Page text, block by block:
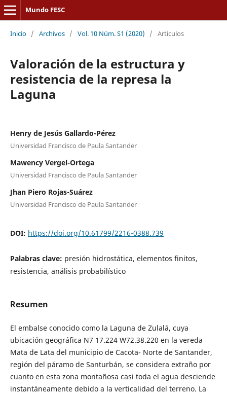
Mundo FESC
Inicio / Archivos / Vol. 10 Núm. S1 (2020) / Articulos
Valoración de la estructura y
resistencia de la represa la
Laguna
Henry de Jesús Gallardo-Pérez
Universidad Francisco de Paula Santander
Mawency Vergel-Ortega
Universidad Francisco de Paula Santander
Jhan Piero Rojas-Suárez
Universidad Francisco de Paula Santander
DOI: https://doi.org/10.61799/2216-0388.739
Palabras clave: presión hidrostática, elementos finitos,
resistencia, análisis probabilístico
Resumen
El embalse conocido como la Laguna de Zulalá, cuya
ubicación geográfica N7 17.224 W72.38.220 en la vereda
Mata de Lata del municipio de Cacota- Norte de Santander,
región del páramo de Santurbán, se considera extraño por
cuanto en esta zona montañosa casi toda el agua desciende
instantáneamente debido a la verticalidad del terreno. La